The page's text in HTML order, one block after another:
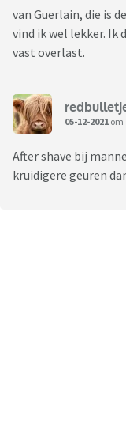
van Guerlain, die is
vind ik wel lekker. Ik
vast overlast.
05-12-2021 om
After shave bij
kruidigere geuren